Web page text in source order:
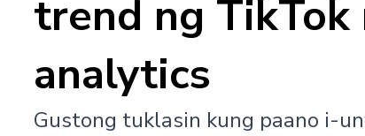
trend ng TikTok
analytics
Gustong tuklasin kung paano i-